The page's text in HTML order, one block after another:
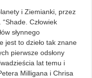
i Ziemianki, przez
Człowiek
słynnego
jest to dzieło tak znane
pierwsze odsłony
lat temu i
Milligana i Chrisa